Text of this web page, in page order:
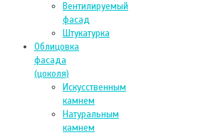
Вентилируемый
фасад
Штукатурка
Облицовка
фасада
(цоколя)
Искусственным
камнем
Натуральным
камнем